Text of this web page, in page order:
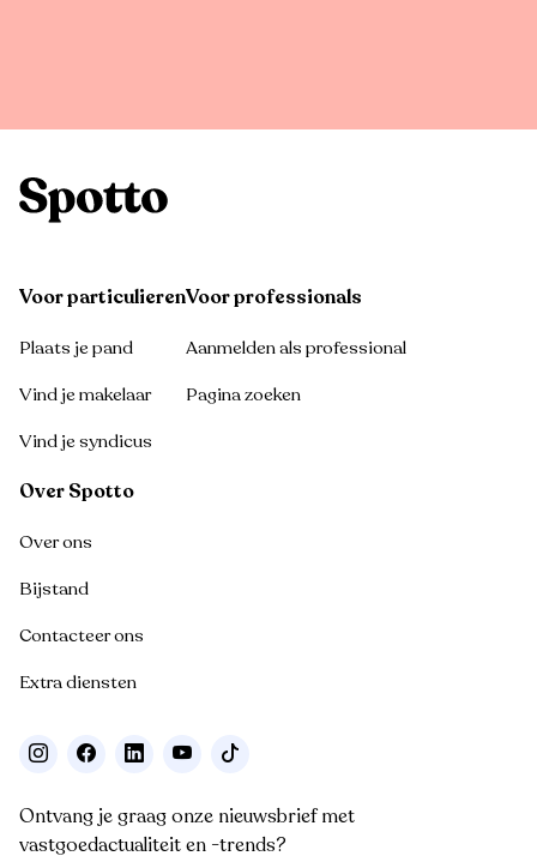
Voor particulieren
Plaats je pand
Vind je makelaar
Vind je syndicus
Voor professionals
Aanmelden als professional
Pagina zoeken
Over Spotto
Over ons
Bijstand
Contacteer ons
Extra diensten
Ontvang je graag onze nieuwsbrief met
vastgoedactualiteit en -trends?